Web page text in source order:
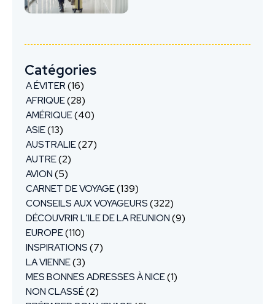
Catégories
A ÉVITER (16)
AFRIQUE(28)
AMÉRIQUE(40)
ASIE(13)
AUSTRALIE(27)
AUTRE(2)
AVION (5)
CARNET DE VOYAGE(139)
CONSEILS AUX VOYAGEURS (322)
DÉCOUVRIR L'ILE DE LA REUNION (9)
EUROPE(110)
INSPIRATIONS (7)
LA VIENNE(3)
MES BONNES ADRESSES À NICE(1)
NON CLASSÉ(2)